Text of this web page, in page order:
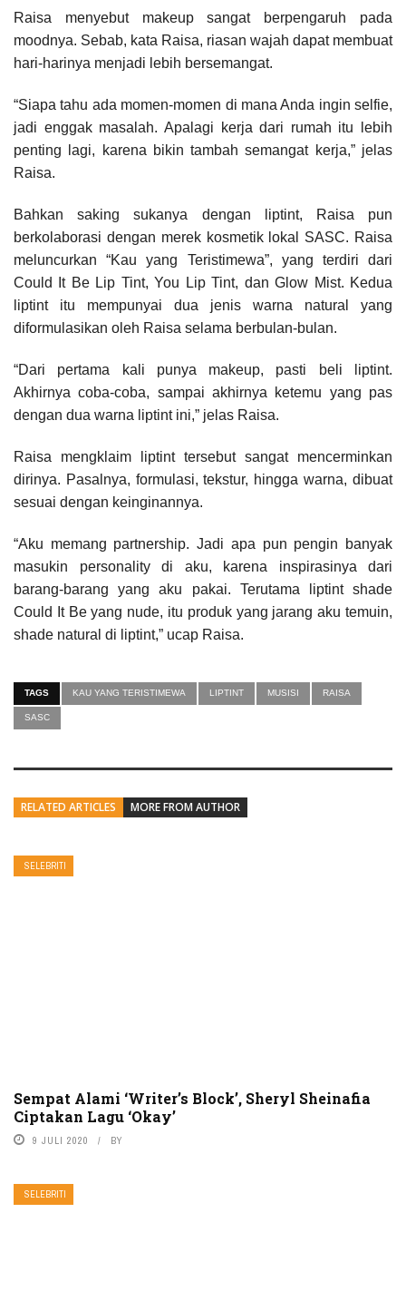
Raisa menyebut makeup sangat berpengaruh pada
moodnya. Sebab, kata Raisa, riasan wajah dapat membuat
hari-harinya menjadi lebih bersemangat.
“Siapa tahu ada momen-momen di mana Anda ingin selfie,
jadi enggak masalah. Apalagi kerja dari rumah itu lebih
penting lagi, karena bikin tambah semangat kerja,” jelas
Raisa.
Bahkan saking sukanya dengan liptint, Raisa pun
berkolaborasi dengan merek kosmetik lokal SASC. Raisa
meluncurkan “Kau yang Teristimewa”, yang terdiri dari
Could It Be Lip Tint, You Lip Tint, dan Glow Mist. Kedua
liptint itu mempunyai dua jenis warna natural yang
diformulasikan oleh Raisa selama berbulan-bulan.
“Dari pertama kali punya makeup, pasti beli liptint.
Akhirnya coba-coba, sampai akhirnya ketemu yang pas
dengan dua warna liptint ini,” jelas Raisa.
Raisa mengklaim liptint tersebut sangat mencerminkan
dirinya. Pasalnya, formulasi, tekstur, hingga warna, dibuat
sesuai dengan keinginannya.
“Aku memang partnership. Jadi apa pun pengin banyak
masukin personality di aku, karena inspirasinya dari
barang-barang yang aku pakai. Terutama liptint shade
Could It Be yang nude, itu produk yang jarang aku temuin,
shade natural di liptint,” ucap Raisa.
TAGS KAU YANG TERISTIMEWA LIPTINT MUSISI RAISA
SASC
RELATED ARTICLES MORE FROM AUTHOR
SELEBRITI
Sempat Alami ‘Writer’s Block’, Sheryl Sheinafia
Ciptakan Lagu ‘Okay’
9 JULI 2020 BY
SELEBRITI